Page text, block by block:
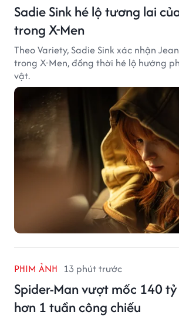
Sadie Sink hé lộ tương lai
trong X-Men
Theo Variety, Sadie Sink xác nhận
trong X-Men, đồng thời hé lộ hướng
vật.
PHIM ẢNH 13 phút trước
Spider-Man vượt mốc 140
hơn 1 tuần công chiếu